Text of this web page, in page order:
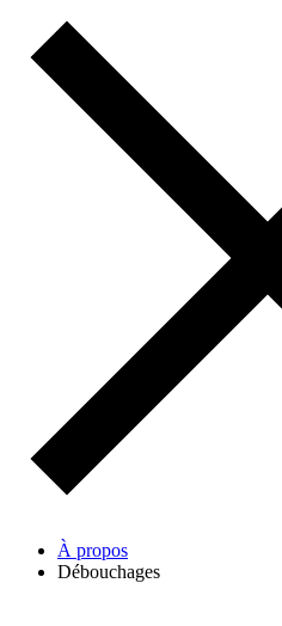
À propos
Débouchages